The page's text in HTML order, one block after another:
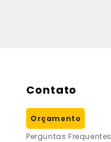
Contato
Orçamento
Perguntas Frequentes